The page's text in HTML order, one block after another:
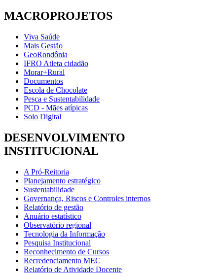
MACROPROJETOS
Viva Saúde
Mais Gestão
GeoRondônia
IFRO Atleta cidadão
Morar+Rural
Documentos
Escola de Chocolate
Pesca e Sustentabilidade
PCD - Mães atípicas
Solo Digital
DESENVOLVIMENTO
INSTITUCIONAL
A Pró-Reitoria
Planejamento estratégico
Sustentabilidade
Governança, Riscos e Controles internos
Relatório de gestão
Anuário estatístico
Observatório regional
Tecnologia da Informação
Pesquisa Institucional
Reconhecimento de Cursos
Recredenciamento MEC
Relatório de Atividade Docente